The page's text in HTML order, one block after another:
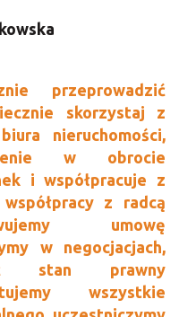
przeprowadzić
skorzystaj z
nieruchomości,
w obrocie
i współpracuje z
z radcą
umowę
w negocjacjach,
stan prawny
wszystkie